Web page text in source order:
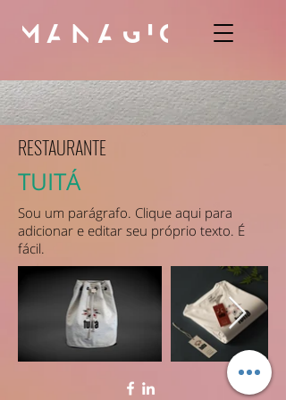
RESTAURANTE
TUITÁ
Sou um parágrafo. Clique aqui para
adicionar e editar seu próprio texto. É
fácil.